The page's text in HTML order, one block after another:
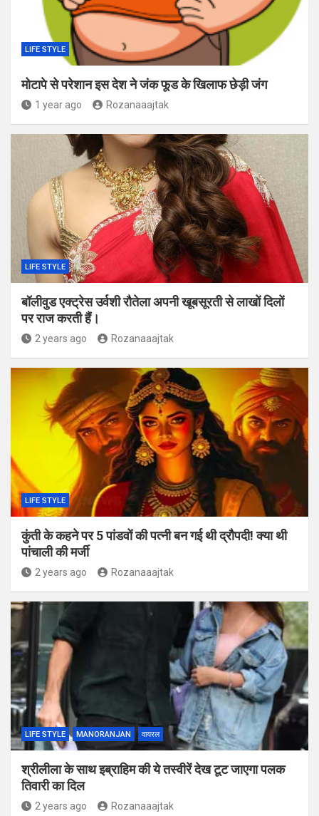
LIFE STYLE
मोटापे से परेशान इस देश ने जंक फूड के खिलाफ छेड़ी जंग
1 year ago Rozanaaajtak
LIFE STYLE
बॉलीवुड एक्ट्रेस उर्वशी रौतेला अपनी खूबसूरती से लाखों दिलों
पर राज करती हैं।
2 years ago Rozanaaajtak
LIFE STYLE
कुंती के कहने पर 5 पांडवों की पत्‍नी बन गई थी द्रौपदी! क्‍या थी
पांचाली की मर्जी
2 years ago Rozanaaajtak
LIFE STYLE MANORANJAN वायरल
श्रीलीला के साथ इब्राहिम की ये तस्वीरें देख टूट जाएगा पलक
तिवारी का दिल
2 years ago Rozanaaajtak